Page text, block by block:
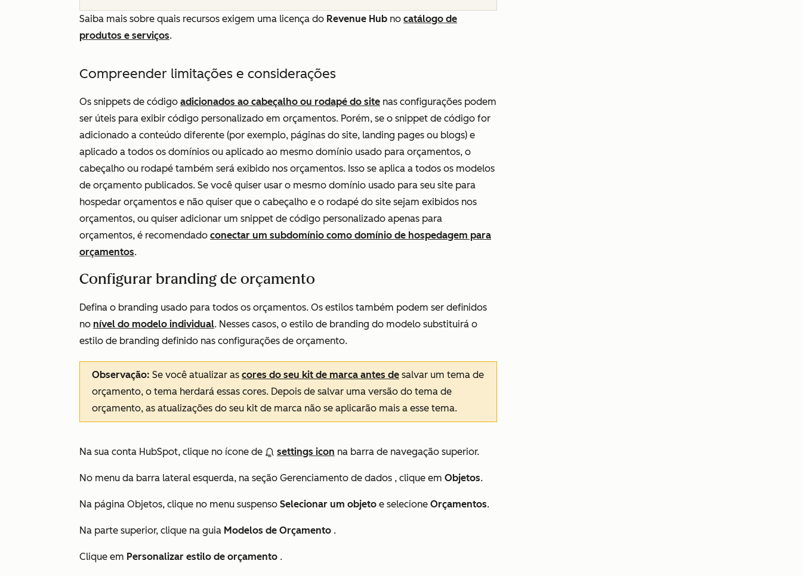
Saiba mais sobre quais recursos exigem uma licença do Revenue Hub no catálogo de
produtos e serviços.
Compreender limitações e considerações
Os snippets de código adicionados ao cabeçalho ou rodapé do site nas configurações podem
ser úteis para exibir código personalizado em orçamentos. Porém, se o snippet de código for
adicionado a conteúdo diferente (por exemplo, páginas do site, landing pages ou blogs) e
aplicado a todos os domínios ou aplicado ao mesmo domínio usado para orçamentos, o
cabeçalho ou rodapé também será exibido nos orçamentos. Isso se aplica a todos os modelos
de orçamento publicados. Se você quiser usar o mesmo domínio usado para seu site para
hospedar orçamentos e não quiser que o cabeçalho e o rodapé do site sejam exibidos nos
orçamentos, ou quiser adicionar um snippet de código personalizado apenas para
orçamentos, é recomendado conectar um subdomínio como domínio de hospedagem para
orçamentos.
Configurar branding de orçamento
Defina o branding usado para todos os orçamentos. Os estilos também podem ser definidos
no nível do modelo individual. Nesses casos, o estilo de branding do modelo substituirá o
estilo de branding definido nas configurações de orçamento.
Observação: Se você atualizar as cores do seu kit de marca antes de salvar um tema de
orçamento, o tema herdará essas cores. Depois de salvar uma versão do tema de
orçamento, as atualizações do seu kit de marca não se aplicarão mais a esse tema.
Na sua conta HubSpot, clique no ícone de settings icon na barra de navegação superior.
No menu da barra lateral esquerda, na seção Gerenciamento de dados , clique em Objetos.
Na página Objetos, clique no menu suspenso Selecionar um objeto e selecione Orçamentos.
Na parte superior, clique na guia Modelos de Orçamento .
Clique em Personalizar estilo de orçamento .